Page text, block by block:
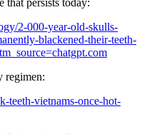
2-000-year-old-skulls-
blackened-their-teeth-
regimen:
vietnams-once-hot-
Practice: